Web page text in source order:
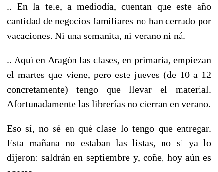
.. En la tele, a mediodía, cuentan que este año
cantidad de negocios familiares no han cerrado por
vacaciones. Ni una semanita, ni verano ni ná.
.. Aquí en Aragón las clases, en primaria, empiezan
el martes que viene, pero este jueves (de 10 a 12
concretamente) tengo que llevar el material.
Afortunadamente las librerías no cierran en verano.
Eso sí, no sé en qué clase lo tengo que entregar.
Esta mañana no estaban las listas, no si ya lo
dijeron: saldrán en septiembre y, coñe, hoy aún es